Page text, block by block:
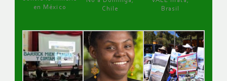
en México
Chile
Brasil